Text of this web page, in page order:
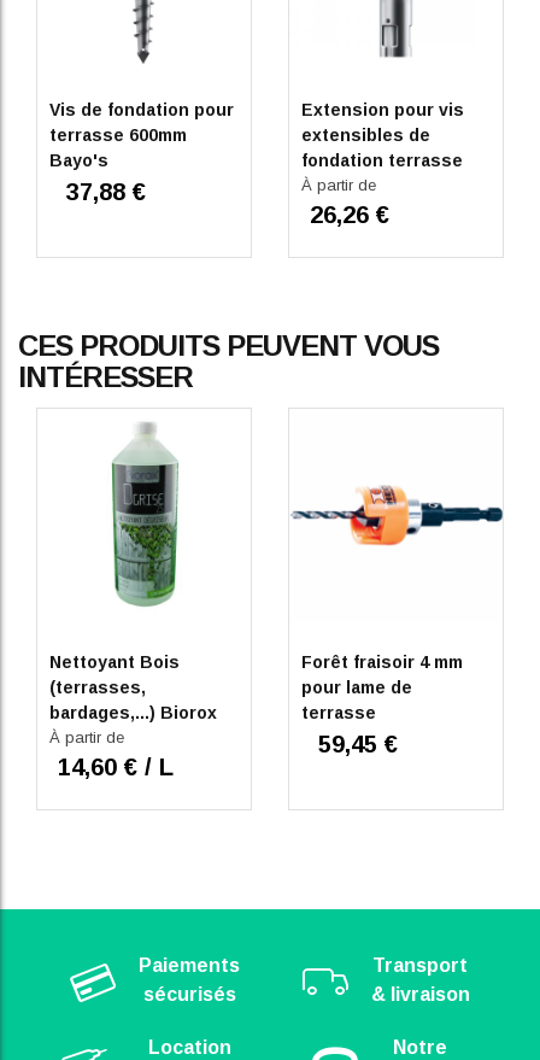
Vis de fondation pour
terrasse 600mm
Bayo's
37,88 €
Extension pour vis
extensibles de
fondation terrasse
bois Bayo's
À partir de
26,26 €
CES PRODUITS PEUVENT VOUS
INTÉRESSER
Nettoyant Bois
(terrasses,
bardages,...) Biorox
DGrise
À partir de
14,60 € / L
Forêt fraisoir 4 mm
pour lame de
terrasse
59,45 €
Paiements
sécurisés
Transport
& livraison
Location
Notre